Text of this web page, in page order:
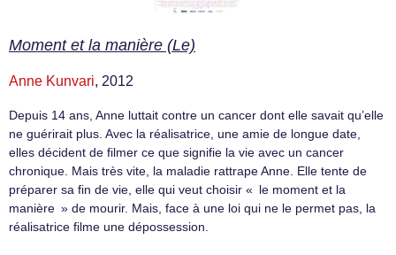
Moment et la manière (Le)
Anne Kunvari, 2012
Depuis 14 ans, Anne luttait contre un cancer dont elle savait qu’elle
ne guérirait plus. Avec la réalisatrice, une amie de longue date,
elles décident de filmer ce que signifie la vie avec un cancer
chronique. Mais très vite, la maladie rattrape Anne. Elle tente de
préparer sa fin de vie, elle qui veut choisir « le moment et la
manière » de mourir. Mais, face à une loi qui ne le permet pas, la
réalisatrice filme une dépossession.